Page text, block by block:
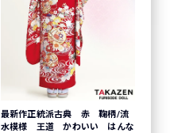
最新作正統派古典 赤 鞠柄/流
水模様 王道 かわいい はんな